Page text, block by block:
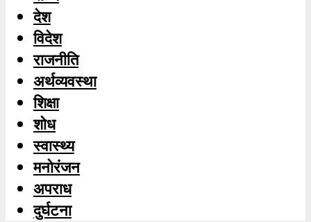
देश
विदेश
राजनीति
अर्थव्यवस्था
शिक्षा
शोध
स्‍वास्‍थ्‍य
मनोरंजन
अपराध
दुर्घटना